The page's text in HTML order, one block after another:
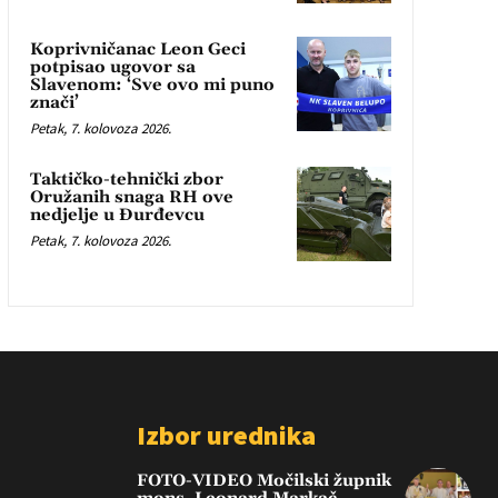
Koprivničanac Leon Geci
potpisao ugovor sa
Slavenom: ‘Sve ovo mi puno
znači’
Petak, 7. kolovoza 2026.
Taktičko-tehnički zbor
Oružanih snaga RH ove
nedjelje u Đurđevcu
Petak, 7. kolovoza 2026.
Izbor urednika
FOTO-VIDEO Močilski župnik